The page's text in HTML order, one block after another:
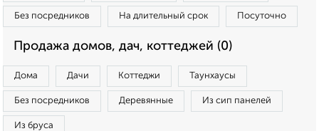
Без посредников На длительный срок Посуточно
Продажа домов, дач, коттеджей (0)
Дома Дачи Коттеджи Таунхаусы
Без посредников Деревянные Из сип панелей
Из бруса